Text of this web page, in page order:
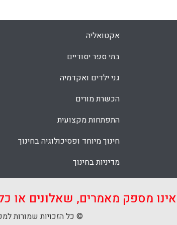
בבית הספר וסוג האוטונומיה אינם תורמים להבנת
WhatsApp
Facebook
Email
X
אקטואליה
בתי ספר יסודיים
גני ילדים ואקדמיה
הכשרת מורים
התפתחות מקצועית
חינוך מיוחד ופסיכולוגיה בחינוך
מדיניות בחינוך
מספק מאמרים, שאלונים
© כל הזכויות שמורות למכון